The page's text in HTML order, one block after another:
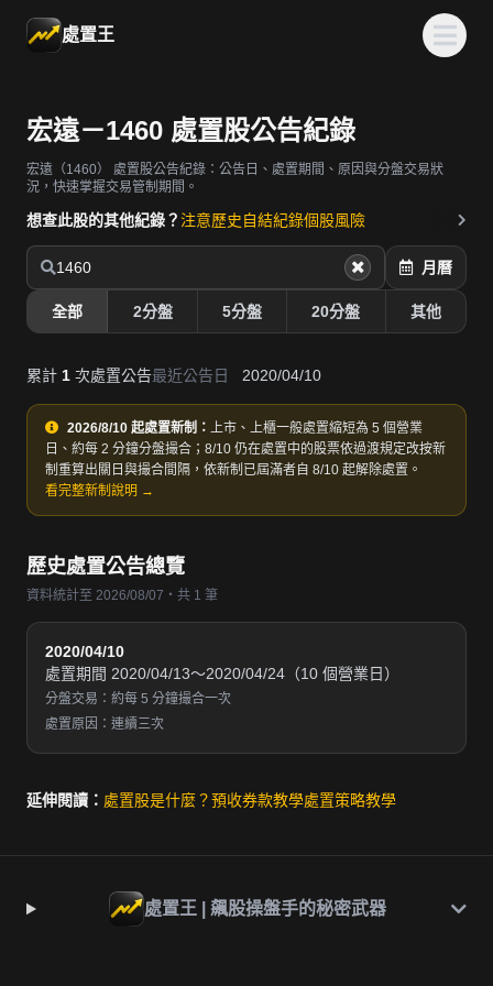
處置王
宏遠－1460 處置股公告紀錄
宏遠（1460）
處置股公告紀錄：公告日、處置期間、原因與分盤交易狀
況，快速掌握交易管制期間。
想查此股的其他紀錄？ 注意歷史自結紀錄個股風險
1460 月曆
全部 2分盤 5分盤 20分盤 其他
累計 1 次處置公告最近公告日 2020/04/10
2026/8/10 起處置新制： 上市、上櫃一般處置縮短為 5 個營業
日、約每 2 分鐘分盤撮合；8/10 仍在處置中的股票依過渡規定改按新
制重算出關日與撮合間隔，依新制已屆滿者自 8/10 起解除處置。
看完整新制說明 →
歷史處置公告總覽
資料統計至 2026/08/07・共 1 筆
2020/04/10
處置期間 2020/04/13～2020/04/24（10 個營業日）
分盤交易：約每 5 分鐘撮合一次
處置原因：連續三次
延伸閱讀： 處置股是什麼？預收券款教學處置策略教學
處置王 | 飆股操盤手的秘密武器